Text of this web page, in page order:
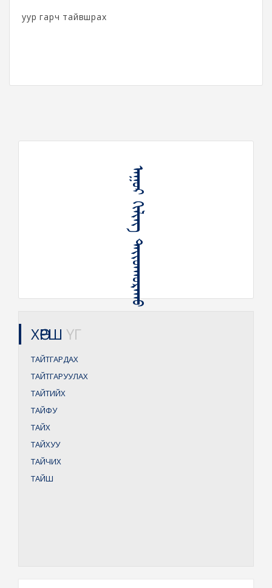
уур гарч тайвшрах
ᠠᠭᠤᠷ ᠬᠢᠯᠢᠩ ᠲᠠᠶᠢᠳᠬᠤᠷᠠᠬᠤ
ХӨРШ ҮГ
ТАЙТГАРДАХ
ТАЙТГАРУУЛАХ
ТАЙТИЙХ
ТАЙФУ
ТАЙХ
ТАЙХУУ
ТАЙЧИХ
ТАЙШ